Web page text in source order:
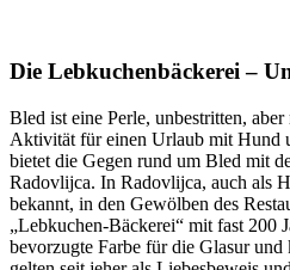
Die Lebkuchenbäckerei –
Bled ist eine Perle, unbestritten,
Aktivität für einen Urlaub mit Hund
bietet die Gegen rund um Bled mit
Radovlijca. In Radovlijca, auch als
bekannt, in den Gewölben des
„Lebkuchen-Bäckerei“ mit fast 200
bevorzugte Farbe für die Glasur